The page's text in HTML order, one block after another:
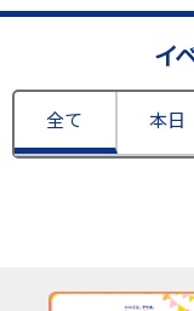
イ
全て 本日